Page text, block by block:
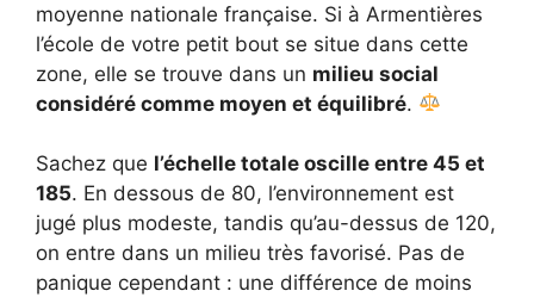
moyenne nationale française. Si à Armentières
l’école de votre petit bout se situe dans cette
zone, elle se trouve dans un milieu social
considéré comme moyen et équilibré.
Sachez que l’échelle totale oscille entre 45 et
185. En dessous de 80, l’environnement est
jugé plus modeste, tandis qu’au-dessus de 120,
on entre dans un milieu très favorisé. Pas de
panique cependant : une différence de moins